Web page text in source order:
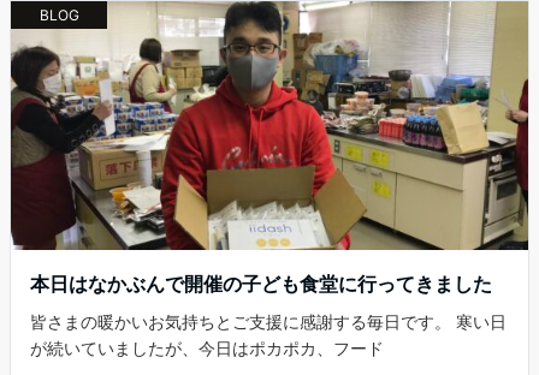
BLOG
本日はなかぶんで開催の子ども食堂に行ってきました
皆さまの暖かいお気持ちとご支援に感謝する毎日です。 寒い日
が続いていましたが、今日はポカポカ、フード